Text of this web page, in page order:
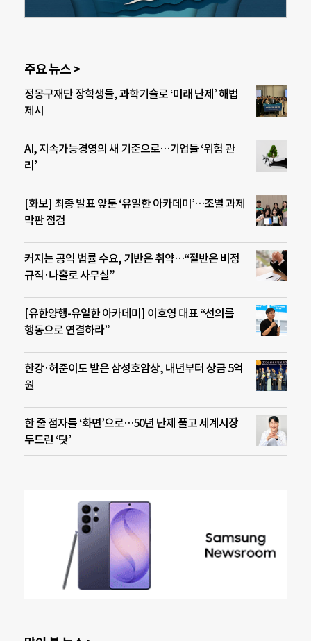
주요 뉴스 >
정몽구재단 장학생들, 과학기술로 ‘미래 난제’ 해법
제시
AI, 지속가능경영의 새 기준으로…기업들 ‘위험 관
리’
[화보] 최종 발표 앞둔 ‘유일한 아카데미’…조별 과제
막판 점검
커지는 공익 법률 수요, 기반은 취약…“절반은 비정
규직·나홀로 사무실”
[유한양행-유일한 아카데미] 이호영 대표 “선의를
행동으로 연결하라”
한강·허준이도 받은 삼성호암상, 내년부터 상금 5억
원
한 줄 점자를 ‘화면’으로…50년 난제 풀고 세계시장
두드린 ‘닷’